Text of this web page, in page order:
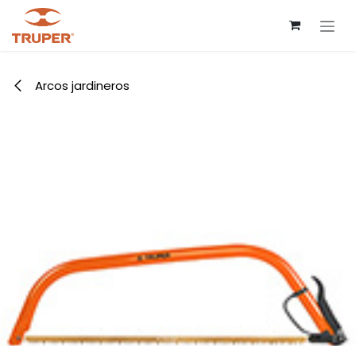
Ir al contenido
Arcos jardineros